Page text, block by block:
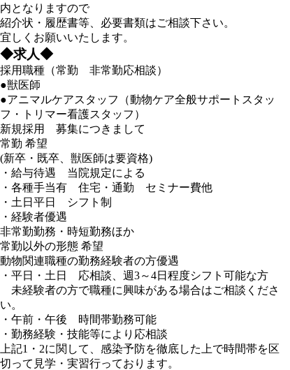
内となりますので
紹介状・履歴書等、必要書類はご相談下さい。
宜しくお願いいたします。
◆求人◆
採用職種（常勤 非常勤応相談）
●獣医師
●アニマルケアスタッフ（動物ケア全般サポートスタッ
フ・トリマー看護スタッフ）
新規採用 募集につきまして
常勤 希望
(新卒・既卒、獣医師は要資格)
・給与待遇 当院規定による
・各種手当有 住宅・通勤 セミナー費他
・土日平日 シフト制
・経験者優遇
非常勤勤務・時短勤務ほか
常勤以外の形態 希望
動物関連職種の勤務経験者の方優遇
・平日・土日 応相談、週3～4日程度シフト可能な方
未経験者の方で職種に興味がある場合はご相談くださ
い。
・午前・午後 時間帯勤務可能
・勤務経験・技能等により応相談
上記1・2に関して、感染予防を徹底した上で時間帯を区
切って見学・実習行っております。